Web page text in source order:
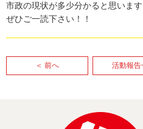
市政の現状が多少分かると思います
ぜひご一読下さい！！
＜ 前へ 活動報告